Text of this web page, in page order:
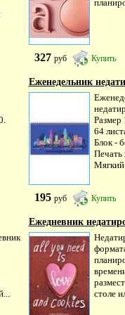
327 руб Купить
Еженедельник
Размер
64
Блок -
Печать
195 руб Купить
Ежедневник
столе